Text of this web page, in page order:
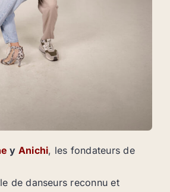
y Anichi, les fondateurs de
de danseurs reconnu et